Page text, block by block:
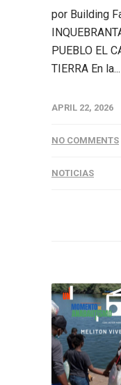
por Building
PUEBLO EL
TIERRA En la...
APRIL 22, 2026
NO COMMENTS
NOTICIAS